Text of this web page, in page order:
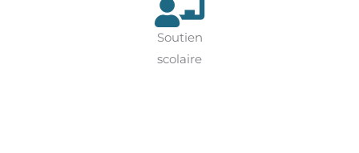
Soutien
scolaire